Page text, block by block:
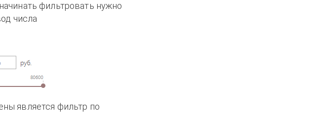
фильтровать нужно
числа
является фильтр по